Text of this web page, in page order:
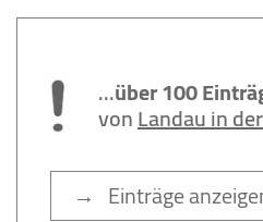
...über 100
vonLandau in
→ Einträge